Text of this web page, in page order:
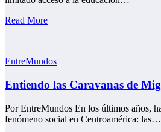
Read More
EntreMundos
Entiendo las Caravanas de
Por EntreMundos En los últimos años,
fenómeno social en Centroamérica: las…